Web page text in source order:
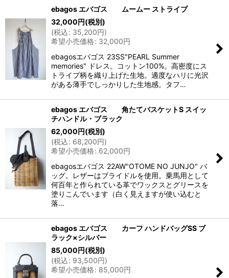
ebagos エバゴス ムームー ストライプ
32,000円(税別)
(税込: 35,200円)
希望小売価格: 32,000円
ebagosエバゴス 23SS"PEARL Summer
memories" ドレス。コットン100%。高密度にス
トライプ柄を織り上げた生地。適度なハリに光沢
がある薄手でしっかりした生地感。タフ…
ebagos エバゴス 角たてバスケットS スイッ
チハンドル・ブラック
62,000円(税別)
(税込: 68,200円)
希望小売価格: 62,000円
ebagosエバゴス 22AW"OTOME NO JUNJO" バ
ッグ。レザーはブライドルを使用。乗馬用として
何百年と作られている革でワックスとグリースを
塗りこんでいます（白く見えますが使い込むと
落…
ebagos エバゴス カーフ ハンドバッグSS ブ
ラック×シルバー
85,000円(税別)
(税込: 93,500円)
希望小売価格: 85,000円